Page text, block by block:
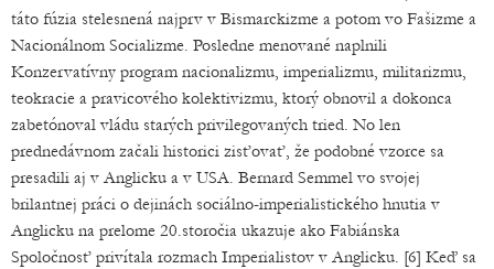
táto fúzia stelesnená najprv v Bismarckizme a potom vo Fašizme a
Nacionálnom Socializme. Posledne menované naplnili
Konzervatívny program nacionalizmu, imperializmu, militarizmu,
teokracie a pravicového kolektivizmu, ktorý obnovil a dokonca
zabetónoval vládu starých privilegovaných tried. No len
prednedávnom začali historici zisťovať, že podobné vzorce sa
presadili aj v Anglicku a v USA. Bernard Semmel vo svojej
brilantnej práci o dejinách sociálno-imperialistického hnutia v
Anglicku na prelome 20.storočia ukazuje ako Fabiánska
Spoločnosť privítala rozmach Imperialistov v Anglicku. [6] Keď sa